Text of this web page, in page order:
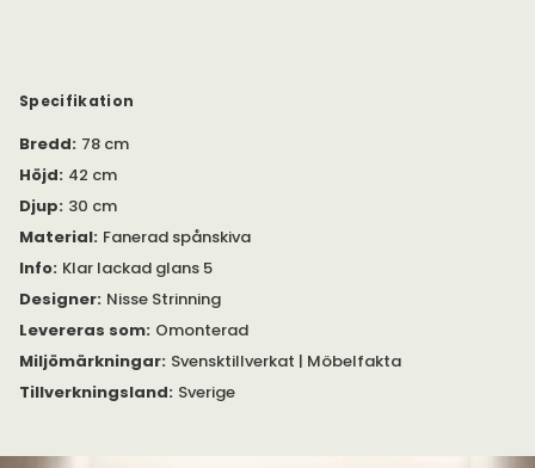
Specifikation
Bredd: 78 cm
Höjd: 42 cm
Djup: 30 cm
Material: Fanerad spånskiva
Info: Klar lackad glans 5
Designer: Nisse Strinning
Levereras som: Omonterad
Miljömärkningar: Svensktillverkat | Möbelfakta
Tillverkningsland: Sverige